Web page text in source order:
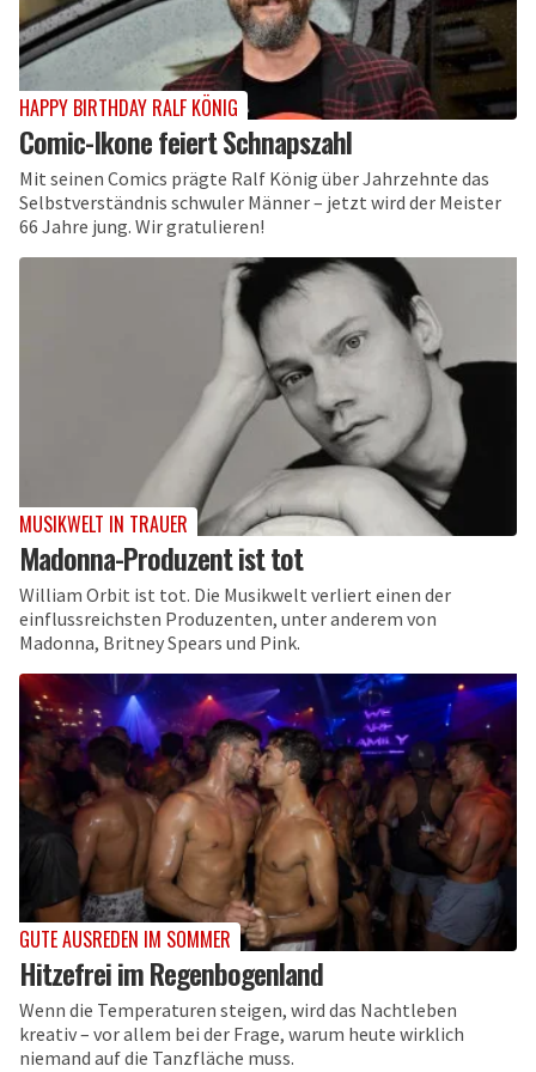
HAPPY BIRTHDAY RALF KÖNIG
Comic-Ikone feiert Schnapszahl
Mit seinen Comics prägte Ralf König über Jahrzehnte das
Selbstverständnis schwuler Männer – jetzt wird der Meister
66 Jahre jung. Wir gratulieren!
MUSIKWELT IN TRAUER
Madonna-Produzent ist tot
William Orbit ist tot. Die Musikwelt verliert einen der
einflussreichsten Produzenten, unter anderem von
Madonna, Britney Spears und Pink.
GUTE AUSREDEN IM SOMMER
Hitzefrei im Regenbogenland
Wenn die Temperaturen steigen, wird das Nachtleben
kreativ – vor allem bei der Frage, warum heute wirklich
niemand auf die Tanzfläche muss.